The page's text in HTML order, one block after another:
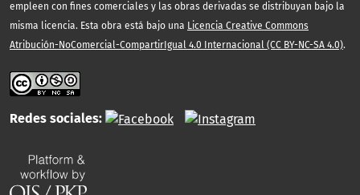
empleen con fines comerciales y las obras derivadas se distribuyan bajo la
misma licencia. Esta obra está bajo una Licencia Creative Commons
Atribución-NoComercial-CompartirIgual 4.0 Internacional (CC BY-NC-SA 4.0).
Redes sociales: